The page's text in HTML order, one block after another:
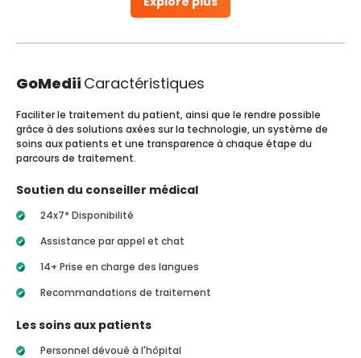
GoMedii Caractéristiques
Faciliter le traitement du patient, ainsi que le rendre possible
grâce à des solutions axées sur la technologie, un système de
soins aux patients et une transparence à chaque étape du
parcours de traitement.
Soutien du conseiller médical
24x7* Disponibilité
Assistance par appel et chat
14+ Prise en charge des langues
Recommandations de traitement
Les soins aux patients
Personnel dévoué à l'hôpital